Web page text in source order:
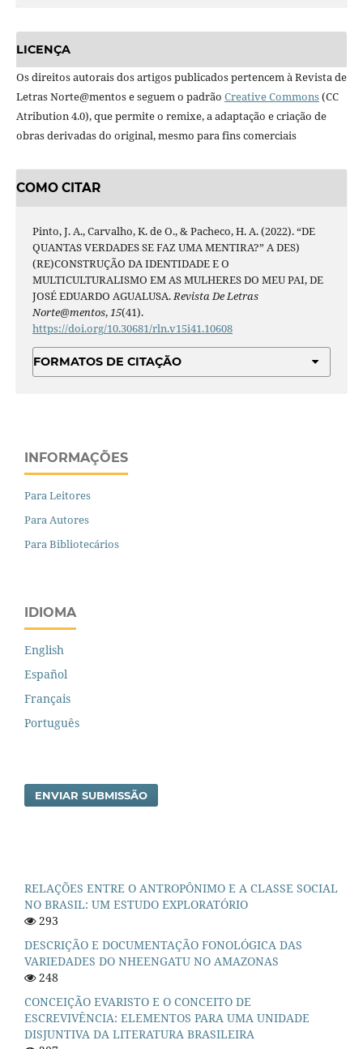
LICENÇA
Os direitos autorais dos artigos publicados pertencem à Revista de
Letras Norte@mentos e seguem o padrão Creative Commons(CC
Atribution 4.0), que permite o remixe, a adaptação e criação de
obras derivadas do original, mesmo para fins comerciais
COMO CITAR
Pinto, J. A., Carvalho, K. de O., & Pacheco, H. A. (2022). “DE
QUANTAS VERDADES SE FAZ UMA MENTIRA?” A DES)
(RE)CONSTRUÇÃO DA IDENTIDADE E O
MULTICULTURALISMO EM AS MULHERES DO MEU PAI, DE
JOSÉ EDUARDO AGUALUSA. Revista De Letras
Norte@mentos, 15(41).
https://doi.org/10.30681/rln.v15i41.10608
FORMATOS DE CITAÇÃO
INFORMAÇÕES
Para Leitores
Para Autores
Para Bibliotecários
IDIOMA
English
Español
Français
Português
ENVIAR SUBMISSÃO
RELAÇÕES ENTRE O ANTROPÔNIMO E A CLASSE SOCIAL
NO BRASIL: UM ESTUDO EXPLORATÓRIO
293
DESCRIÇÃO E DOCUMENTAÇÃO FONOLÓGICA DAS
VARIEDADES DO NHEENGATU NO AMAZONAS
248
CONCEIÇÃO EVARISTO E O CONCEITO DE
ESCREVIVÊNCIA: ELEMENTOS PARA UMA UNIDADE
DISJUNTIVA DA LITERATURA BRASILEIRA